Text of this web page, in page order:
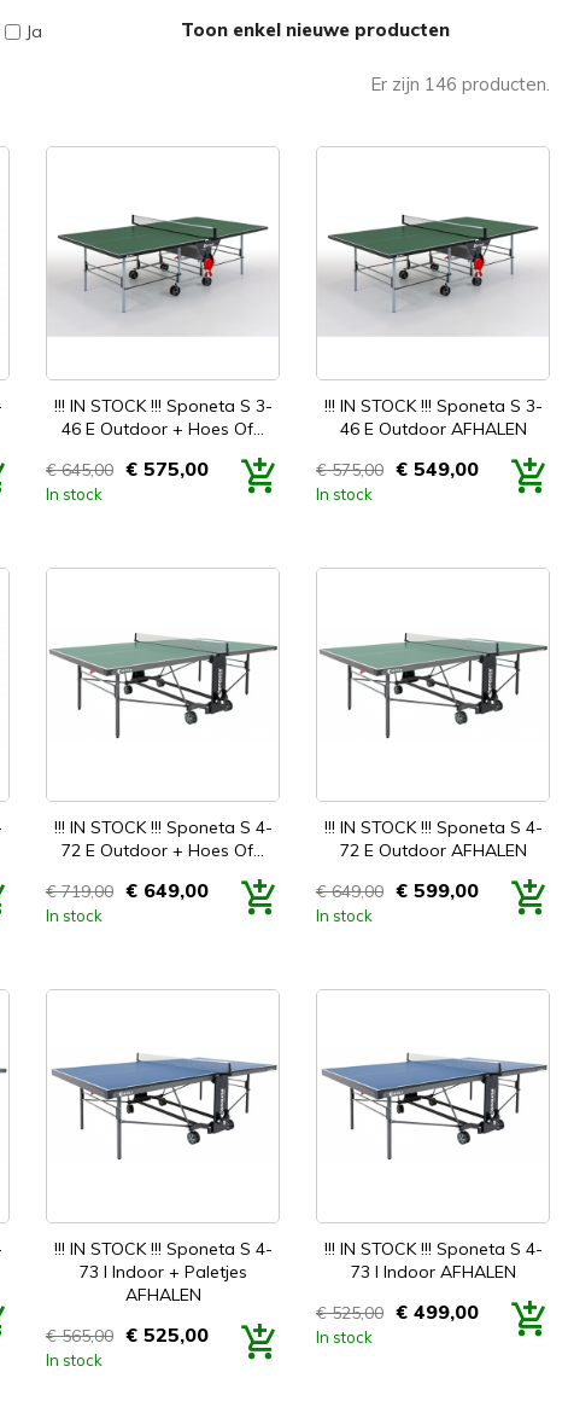
Ja Toon enkel nieuwe producten
Er zijn 146 producten.
!!! IN STOCK !!! Sponeta S 3-
46 E Outdoor + Hoes Of...
Prijs
€ 645,00 € 575,00
In stock
Snel bekijken
!!! IN STOCK !!! Sponeta S 3-
46 E Outdoor AFHALEN
Prijs
€ 575,00 € 549,00
In stock
Snel bekijken
!!! IN STOCK !!! Sponeta S 4-
72 E Outdoor + Hoes Of...
Prijs
€ 719,00 € 649,00
In stock
Snel bekijken
!!! IN STOCK !!! Sponeta S 4-
72 E Outdoor AFHALEN
Prijs
€ 649,00 € 599,00
In stock
Snel bekijken
!!! IN STOCK !!! Sponeta S 4-
73 I Indoor + Paletjes
AFHALEN
Prijs
€ 565,00 € 525,00
In stock
Snel bekijken
!!! IN STOCK !!! Sponeta S 4-
73 I Indoor AFHALEN
Prijs
€ 525,00 € 499,00
In stock
Snel bekijken